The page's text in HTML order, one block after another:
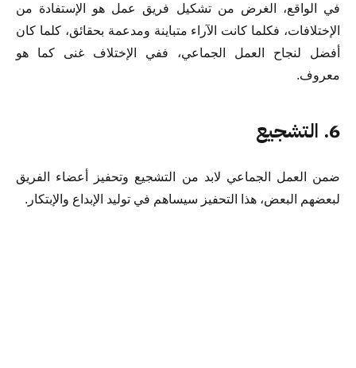
في الواقع، الغرض من تشكيل فريق عمل هو الإستفادة من
الإختلافات، فكلما كانت الآراء متباينة ومدعمة بحقائق، كلما كان
أفضل لنجاح العمل الجماعي، ففي الإختلاف غنى كما هو
معروف.
6. التشجيع
ضمن العمل الجماعي لابد من التشجيع وتحفيز أعضاء الفريق
لبعضهم البعض، هذا التحفيز سيساهم في توليد الإبداع والإبتكار.